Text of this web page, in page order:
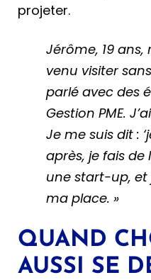
projeter.
Jérôme, 19 ans,
venu visiter
parlé avec des
Gestion PME.
Je me suis dit :
après, je fais de
une start-up, et
ma place. »
QUAND
AUSSI SE